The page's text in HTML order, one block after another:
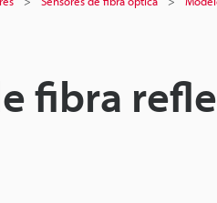
fibra